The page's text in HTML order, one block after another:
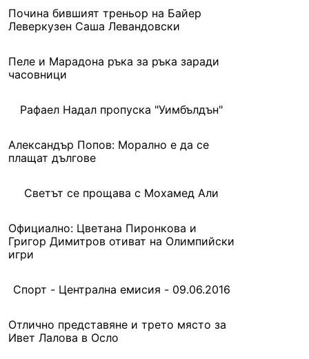
Почина бившият треньор на Байер
Леверкузен Саша Левандовски
Пеле и Марадона ръка за ръка заради
часовници
Рафаел Надал пропуска "Уимбълдън"
Александър Попов: Морално е да се
плащат дългове
Светът се прощава с Мохамед Али
Официално: Цветана Пиронкова и
Григор Димитров отиват на Олимпийски
игри
Спорт - Централна емисия - 09.06.2016
Отлично представяне и трето място за
Ивет Лалова в Осло